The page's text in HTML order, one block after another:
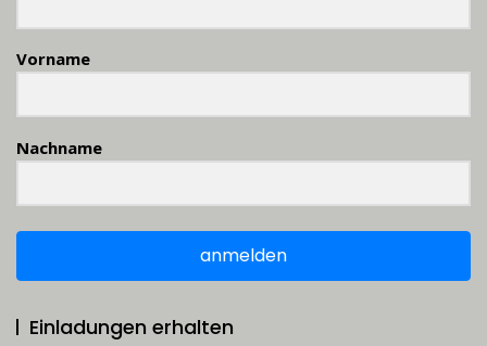
Vorname
Nachname
anmelden
Einladungen erhalten